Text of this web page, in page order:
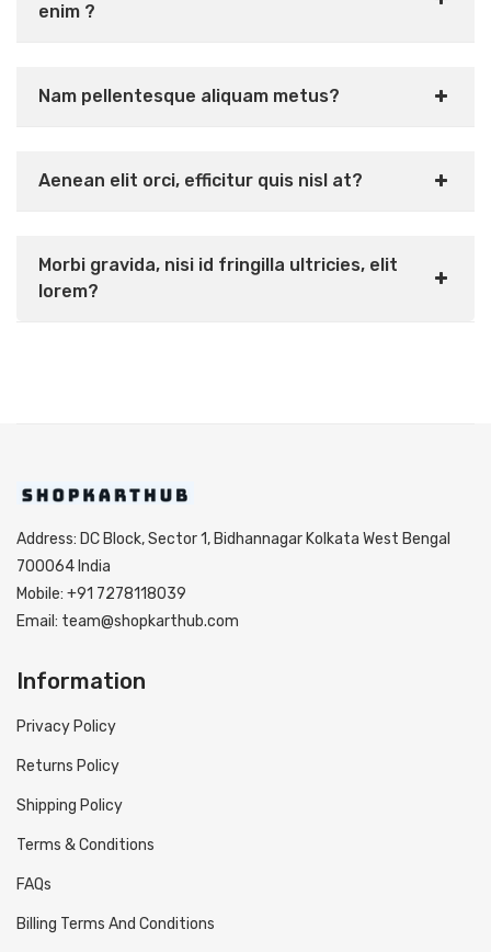
enim ?
Nam pellentesque aliquam metus?
Aenean elit orci, efficitur quis nisl at?
Morbi gravida, nisi id fringilla ultricies, elit
lorem?
Address: DC Block, Sector 1, Bidhannagar Kolkata West Bengal
700064 India
Mobile: +91 7278118039
Email: team@shopkarthub.com
Information
Privacy Policy
Returns Policy
Shipping Policy
Terms & Conditions
FAQs
Billing Terms And Conditions